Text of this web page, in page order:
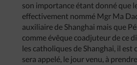
son importance étant donné que
effectivement nommé Mgr Ma
auxiliaire de Shanghai mais que
comme évêque coadjuteur de ce
les catholiques de Shanghai, il est
sera appelé, le jour venu, à